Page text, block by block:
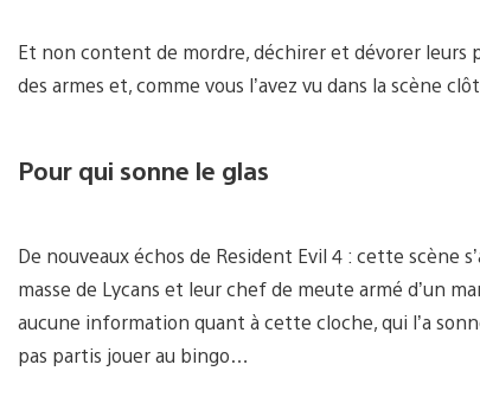
Et non content de mordre, déchirer et dévorer leurs
des armes et, comme vous l’avez vu dans la scène
Pour qui sonne le glas
De nouveaux échos de Resident Evil 4 : cette scène
masse de Lycans et leur chef de meute armé d’un
aucune information quant à cette cloche, qui l’a
pas partis jouer au bingo…